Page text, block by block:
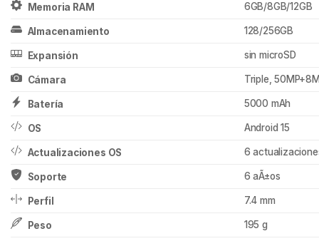
Memoria RAM 6GB/8GB/12GB
Almacenamiento 128/256GB
Expansión sin microSD
Cámara Triple,
Batería 5000 mAh
OS Android 15
Actualizaciones OS 6
Soporte 6 aÃ±os
Perfil 7.4 mm
Peso 195 g